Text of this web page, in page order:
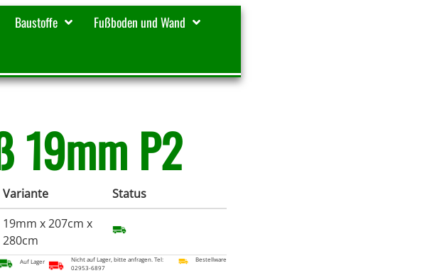
Baustoffe
Fußboden und Wand
19mm P2
Variante
Status
19mm x 207cm x
280cm
Auf Lager
Nicht auf Lager, bitte anfragen. Tel:
02953-6897
Bestellware